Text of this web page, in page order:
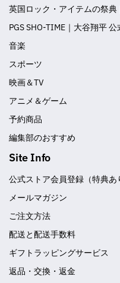
英国ロック・アイテムの祭典
PGS SHO-TIME｜大谷翔平
音楽
スポーツ
映画＆TV
アニメ＆ゲーム
予約商品
編集部のおすすめ
Site Info
公式ストア会員登録（特典あ
メールマガジン
ご注文方法
配送と配送手数料
ギフトラッピングサービス
返品・交換・返金